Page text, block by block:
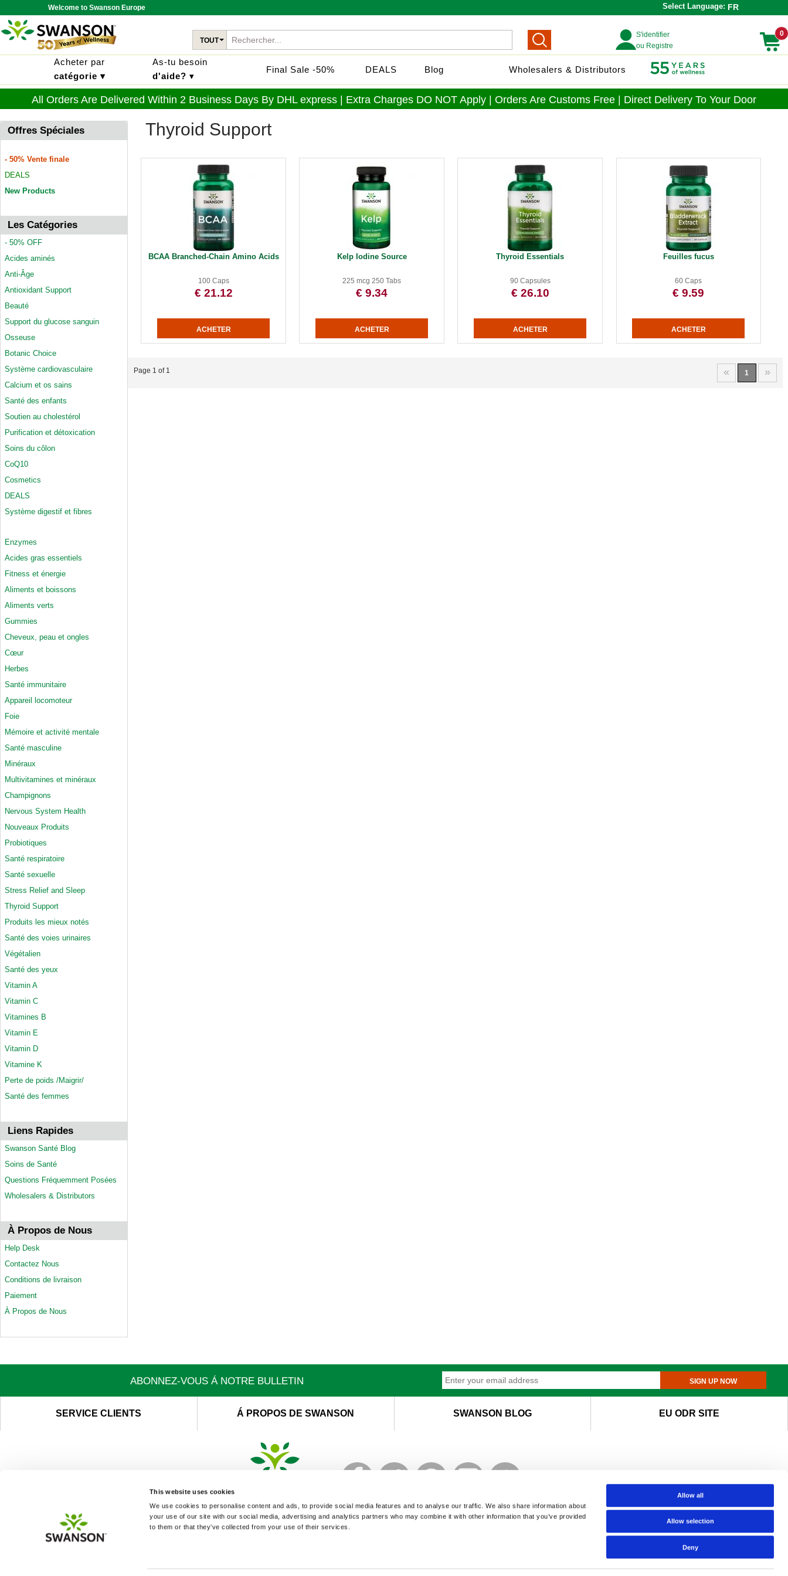
This website uses cookies
We use cookies to personalise content and ads, to provide social media features and to analyse our traffic. We also share information about
your use of our site with our social media, advertising and analytics partners who may combine it with other information that you’ve provided
to them or that they’ve collected from your use of their services.
Allow all
Allow selection
Deny
Welcome to Swanson Europe Select Language: FR
TOUT
S'identifier
ou Registre
0
Acheter par
catégorie ▾
As-tu besoin
d'aide? ▾
Final Sale -50% DEALS Blog Wholesalers & Distributors
All Orders Are Delivered Within 2 Business Days By DHL express | Extra Charges DO NOT Apply | Orders Are Customs Free | Direct Delivery To Your Door
Offres Spéciales
- 50% Vente finale
DEALS
New Products
Les Catégories
- 50% OFF
Acides aminés
Anti-Âge
Antioxidant Support
Beauté
Support du glucose sanguin
Osseuse
Botanic Choice
Système cardiovasculaire
Calcium et os sains
Santé des enfants
Soutien au cholestérol
Purification et détoxication
Soins du côlon
CoQ10
Cosmetics
DEALS
Système digestif et fibres
Enzymes
Acides gras essentiels
Fitness et énergie
Aliments et boissons
Aliments verts
Gummies
Cheveux, peau et ongles
Cœur
Herbes
Santé immunitaire
Appareil locomoteur
Foie
Mémoire et activité mentale
Santé masculine
Minéraux
Multivitamines et minéraux
Champignons
Nervous System Health
Nouveaux Produits
Probiotiques
Santé respiratoire
Santé sexuelle
Stress Relief and Sleep
Thyroid Support
Produits les mieux notés
Santé des voies urinaires
Végétalien
Santé des yeux
Vitamin A
Vitamin C
Vitamines B
Vitamin E
Vitamin D
Vitamine K
Perte de poids /Maigrir/
Santé des femmes
Liens Rapides
Swanson Santé Blog
Soins de Santé
Questions Fréquemment Posées
Wholesalers & Distributors
À Propos de Nous
Help Desk
Contactez Nous
Conditions de livraison
Paiement
À Propos de Nous
Thyroid Support
BCAA Branched-Chain Amino Acids
100 Caps
€ 21.12
Kelp Iodine Source
225 mcg 250 Tabs
€ 9.34
Thyroid Essentials
90 Capsules
€ 26.10
Feuilles fucus
60 Caps
€ 9.59
« 1 »
Page 1 of 1
ABONNEZ-VOUS Á NOTRE BULLETIN SIGN UP NOW
SERVICE CLIENTS Á PROPOS DE SWANSON SWANSON BLOG EU ODR SITE